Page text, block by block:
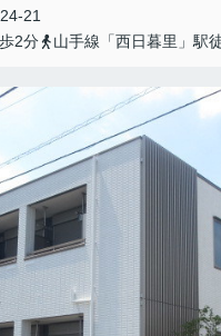
21
2分
山手線「西日暮里」駅